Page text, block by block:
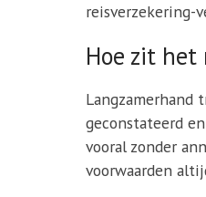
reisverzekering-
Hoe zit het
Langzamerhand
geconstateerd
vooral zonder
voorwaarden